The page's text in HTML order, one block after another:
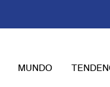
MUNDO